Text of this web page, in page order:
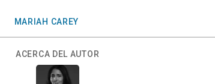
MARIAH CAREY
ACERCA DEL AUTOR